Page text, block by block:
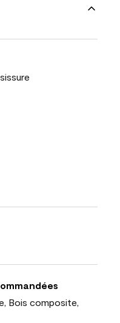
Bois composite,